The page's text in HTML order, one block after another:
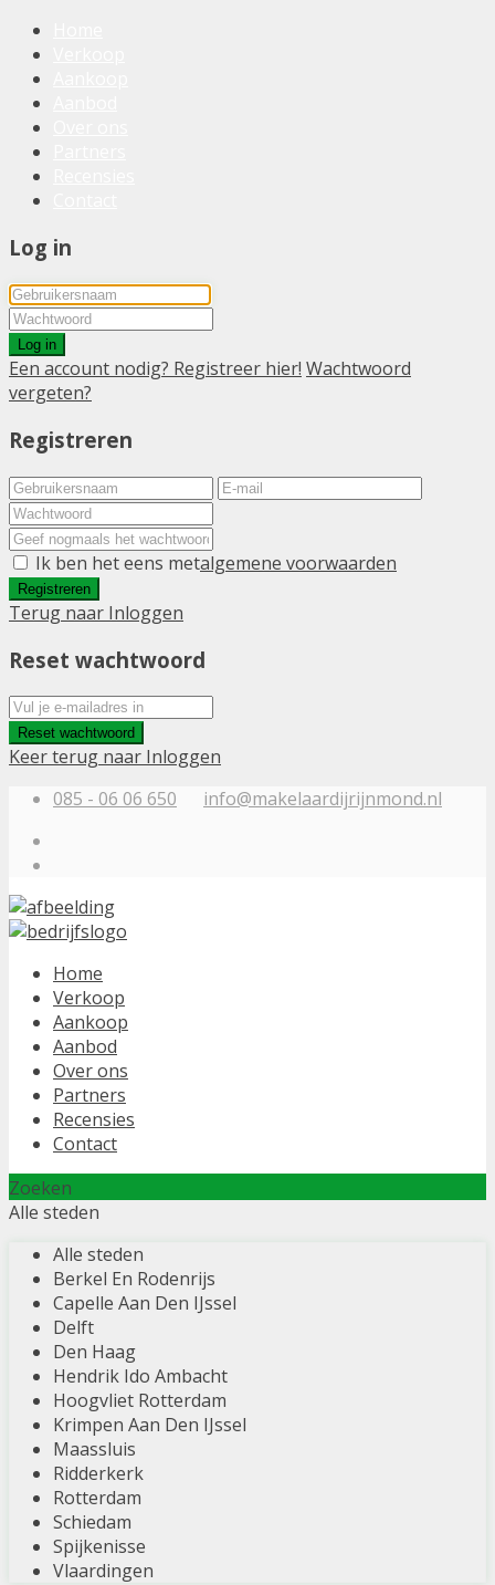
Log in
Log in
Een account nodig? Registreer hier! Wachtwoord
vergeten?
Registreren
Ik ben het eens metalgemene voorwaarden
Registreren
Terug naar Inloggen
Reset wachtwoord
Reset wachtwoord
Keer terug naar Inloggen
085 - 06 06 650
info@makelaardijrijnmond.nl
Home
Verkoop
Aankoop
Aanbod
Over ons
Partners
Recensies
Contact
Zoeken
Alle steden
Alle steden
Berkel En Rodenrijs
Capelle Aan Den IJssel
Delft
Den Haag
Hendrik Ido Ambacht
Hoogvliet Rotterdam
Krimpen Aan Den IJssel
Maassluis
Ridderkerk
Rotterdam
Schiedam
Spijkenisse
Vlaardingen